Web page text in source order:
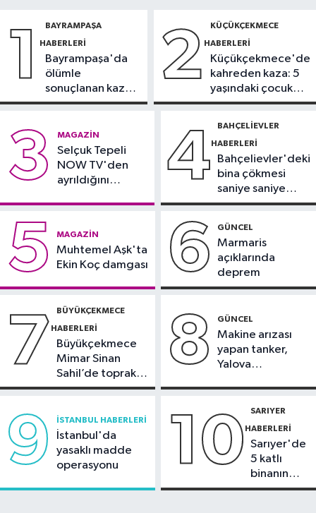
kamerada
Güncel
ormana sıçradı
17:46
orman yangını söndürüldü
balkonu yıkıldı
1 BAYRAMPAŞA
HABERLERI
Bayrampaşa'da
ölümle
sonuçlanan kaza:
Sürücü
2 KÜÇÜKÇEKMECE
HABERLERI
Küçükçekmece'de
kahreden kaza: 5
yaşındaki çocuk
yoğun bakımda
3 MAGAZIN
Selçuk Tepeli
NOW TV'den
ayrıldığını
4 BAHÇELIEVLER
HABERLERI
Bahçelievler'deki
bina çökmesi
saniye saniye
görüntülendi
5 MAGAZIN
Muhtemel Aşk'ta
Ekin Koç damgası
6 GÜNCEL
Marmaris
açıklarında
deprem
7 BÜYÜKÇEKMECE
HABERLERI
Büyükçekmece
Mimar Sinan
Sahil’de toprak
kayması
8 GÜNCEL
Makine arızası
yapan tanker,
Yalova
9 İSTANBUL HABERLERI
İstanbul'da
yasaklı madde
operasyonu
10 SARIYER
HABERLERI
Sarıyer'de
5 katlı
binanın
çatısında